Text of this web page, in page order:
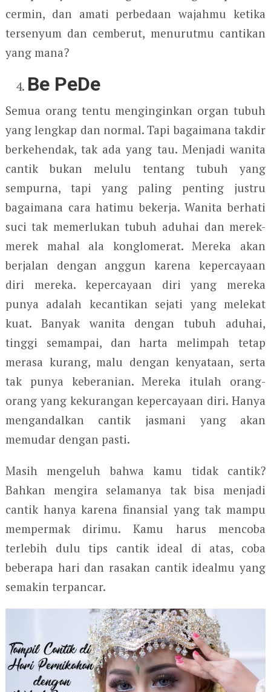
cermin, dan amati perbedaan wajahmu ketika
tersenyum dan cemberut, menurutmu cantikan
yang mana?
Be PeDe
Semua orang tentu menginginkan organ tubuh
yang lengkap dan normal. Tapi bagaimana takdir
berkehendak, tak ada yang tau. Menjadi wanita
cantik bukan melulu tentang tubuh yang
sempurna, tapi yang paling penting justru
bagaimana cara hatimu bekerja. Wanita berhati
suci tak memerlukan tubuh aduhai dan merek-
merek mahal ala konglomerat. Mereka akan
berjalan dengan anggun karena kepercayaan
diri mereka. kepercayaan diri yang mereka
punya adalah kecantikan sejati yang melekat
kuat. Banyak wanita dengan tubuh aduhai,
tinggi semampai, dan harta melimpah tetap
merasa kurang, malu dengan kenyataan, serta
tak punya keberanian. Mereka itulah orang-
orang yang kekurangan kepercayaan diri. Hanya
mengandalkan cantik jasmani yang akan
memudar dengan pasti.
Masih mengeluh bahwa kamu tidak cantik?
Bahkan mengira selamanya tak bisa menjadi
cantik hanya karena finansial yang tak mampu
mempermak dirimu. Kamu harus mencoba
terlebih dulu tips cantik ideal di atas, coba
beberapa hari dan rasakan cantik idealmu yang
semakin terpancar.